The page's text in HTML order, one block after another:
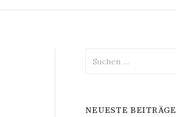
nach:
NEUESTE BEITRÄGE